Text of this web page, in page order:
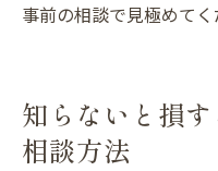
事前の相談で見極めてく
知らないと損
相談方法